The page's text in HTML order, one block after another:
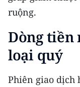
ruộng.
Dòng
loại quý
Phiên giao dịch